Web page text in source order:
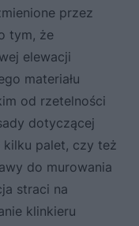
przez
tym, że
elewacji
materiału
od rzetelności
dotyczącej
kilku palet, czy też
do murowania
straci na
klinkieru